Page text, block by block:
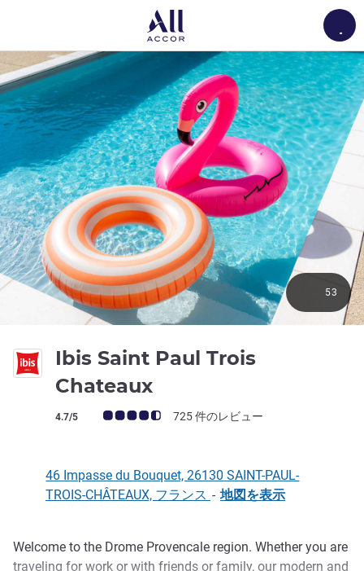
Ibis Saint Paul Trois
Chateaux
お客さまの声 (確認済みレビュー アコーホテルズ)
4.7/5 725 件のレビュー
53
46 Impasse du Bouquet, 26130 SAINT-PAUL-
TROIS-CHÂTEAUX, フランス - 地図を表示
Welcome to the Drome Provencale region. Whether you are
traveling for work or with friends or family, our modern and